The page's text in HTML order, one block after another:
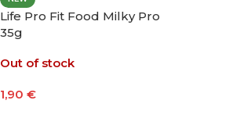
Life Pro Fit Food Milky Pro
35g
Out of stock
1,90 €